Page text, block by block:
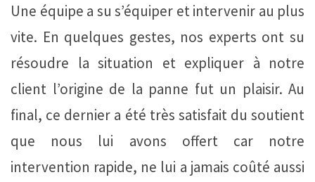
Une équipe a su s’équiper et intervenir au plus
vite. En quelques gestes, nos experts ont su
résoudre la situation et expliquer à notre
client l’origine de la panne fut un plaisir. Au
final, ce dernier a été très satisfait du soutient
que nous lui avons offert car notre
intervention rapide, ne lui a jamais coûté aussi